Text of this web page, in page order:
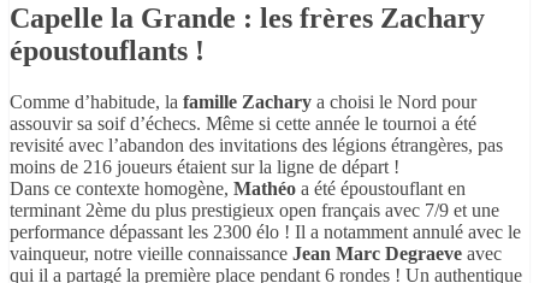
Capelle la Grande : les frères Zachary
époustouflants !
Comme d’habitude, la famille Zachary a choisi le Nord pour
assouvir sa soif d’échecs. Même si cette année le tournoi a été
revisité avec l’abandon des invitations des légions étrangères, pas
moins de 216 joueurs étaient sur la ligne de départ !
Dans ce contexte homogène, Mathéo a été époustouflant en
terminant 2ème du plus prestigieux open français avec 7/9 et une
performance dépassant les 2300 élo ! Il a notamment annulé avec le
vainqueur, notre vieille connaissance Jean Marc Degraeve avec
qui il a partagé la première place pendant 6 rondes ! Un authentique